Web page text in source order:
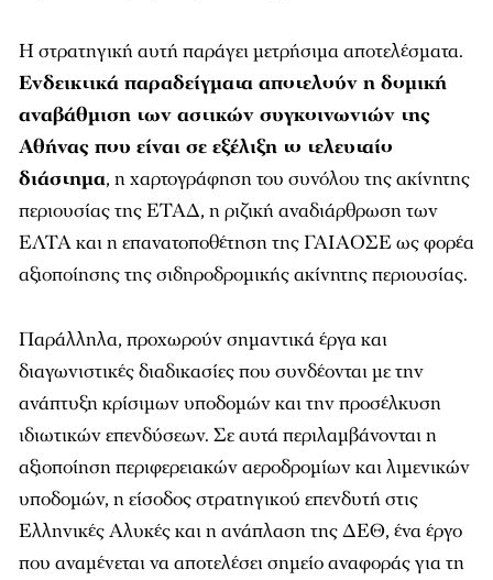
Η στρατηγική αυτή παράγει μετρήσιμα αποτελέσματα.
Ενδεικτικά παραδείγματα αποτελούν η δομική
αναβάθμιση των αστικών συγκοινωνιών της
Αθήνας που είναι σε εξέλιξη το τελευταίο
διάστημα, η χαρτογράφηση του συνόλου της ακίνητης
περιουσίας της ΕΤΑΔ, η ριζική αναδιάρθρωση των
ΕΛΤΑ και η επανατοποθέτηση της ΓΑΙΑΟΣΕ ως φορέα
αξιοποίησης της σιδηροδρομικής ακίνητης περιουσίας.
Παράλληλα, προχωρούν σημαντικά έργα και
διαγωνιστικές διαδικασίες που συνδέονται με την
ανάπτυξη κρίσιμων υποδομών και την προσέλκυση
ιδιωτικών επενδύσεων. Σε αυτά περιλαμβάνονται η
αξιοποίηση περιφερειακών αεροδρομίων και λιμενικών
υποδομών, η είσοδος στρατηγικού επενδυτή στις
Ελληνικές Αλυκές και η ανάπλαση της ΔΕΘ, ένα έργο
που αναμένεται να αποτελέσει σημείο αναφοράς για τη